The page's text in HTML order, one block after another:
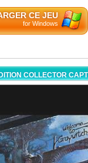
CE JEU
for Windows
COLLECTOR